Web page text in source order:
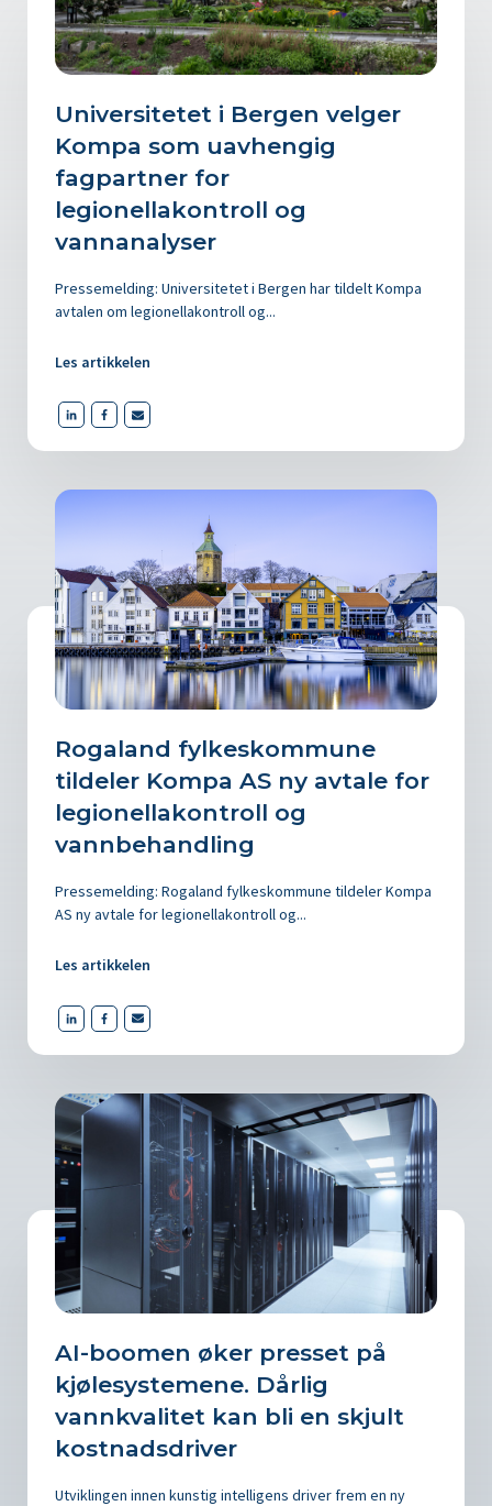
Universitetet i Bergen velger
Kompa som uavhengig
fagpartner for
legionellakontroll og
vannanalyser
Pressemelding: Universitetet i Bergen har tildelt Kompa
avtalen om legionellakontroll og...
Les artikkelen
Rogaland fylkeskommune
tildeler Kompa AS ny avtale for
legionellakontroll og
vannbehandling
Pressemelding: Rogaland fylkeskommune tildeler Kompa
AS ny avtale for legionellakontroll og...
Les artikkelen
AI-boomen øker presset på
kjølesystemene. Dårlig
vannkvalitet kan bli en skjult
kostnadsdriver
Utviklingen innen kunstig intelligens driver frem en ny